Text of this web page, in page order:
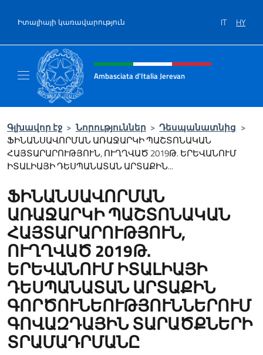
Իտալիայի կառավարություն IT HY
Intestazione sito, social e menù
Ambasciata d'Italia Jerevan
Գլխավոր էջ > Նորություններ > Դեսպանատնից >
ՖԻՆԱՆՍԱՎՈՐՄԱՆ ԱՌԱՋԱՐԿԻ ՊԱՇՏՈՆԱԿԱՆ
ՀԱՅՏԱՐԱՐՈՒԹՅՈՒՆ, ՈՒՂՂՎԱԾ 2019Թ. ԵՐԵՎԱՆՈՒՄ
ԻՏԱԼԻԱՅԻ ԴԵՍՊԱՆԱՏԱՆ ԱՐՏԱՔԻՆ...
ՖԻՆԱՆՍԱՎՈՐՄԱՆ
ԱՌԱՋԱՐԿԻ ՊԱՇՏՈՆԱԿԱՆ
ՀԱՅՏԱՐԱՐՈՒԹՅՈՒՆ,
ՈՒՂՂՎԱԾ 2019Թ.
ԵՐԵՎԱՆՈՒՄ ԻՏԱԼԻԱՅԻ
ԴԵՍՊԱՆԱՏԱՆ ԱՐՏԱՔԻՆ
ԳՈՐԾՈՒՆԵՈՒԹՅՈՒՆՆԵՐՈՒՄ
ԳՈՎԱԶԴԱՅԻՆ ՏԱՐԱԾՔՆԵՐԻ
ՏՐԱՄԱԴՐՄԱՆԸ